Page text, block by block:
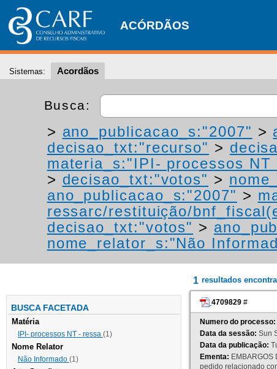
ACÓRDÃOS
Sistemas: Acordãos
Busca:
> ano_publicacao_s:"2007" >
decisao_txt:"recurso" >
materia_s:"IPI- processos
> decisao_txt:"votos" >
ano_publicacao_s:"2007" >
ressarc/restituição/
decisao_txt:"votos" >
nome_relator_s:"Não
BUSCA FACETADA
Matéria
IPI- processos NT - ressa (1)
Nome Relator
Não Informado (1)
1 resultados
4709829 #
Numero do processo:
Data da sessão: Sun
Data da publicação:
Ementa:
pedido relacionado